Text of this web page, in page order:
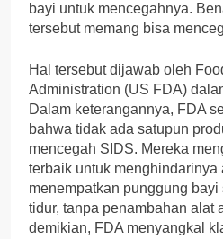
bayi untuk mencegahnya.
tersebut memang bisa
Hal tersebut dijawab oleh
Administration (US FDA)
Dalam keterangannya, FDA
bahwa tidak ada satupun
mencegah SIDS. Mereka
terbaik untuk menghindarinya
menempatkan punggung
tidur, tanpa penambahan alat
demikian, FDA menyangkal